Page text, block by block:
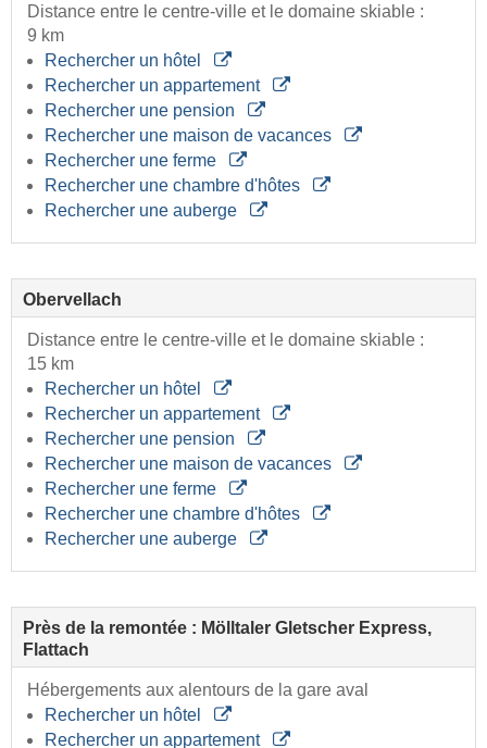
Distance entre le centre-ville et le domaine skiable :
9 km
Rechercher un hôtel
Rechercher un appartement
Rechercher une pension
Rechercher une maison de vacances
Rechercher une ferme
Rechercher une chambre d'hôtes
Rechercher une auberge
Obervellach
Distance entre le centre-ville et le domaine skiable :
15 km
Rechercher un hôtel
Rechercher un appartement
Rechercher une pension
Rechercher une maison de vacances
Rechercher une ferme
Rechercher une chambre d'hôtes
Rechercher une auberge
Près de la remontée : Mölltaler Gletscher Express,
Flattach
Hébergements aux alentours de la gare aval
Rechercher un hôtel
Rechercher un appartement